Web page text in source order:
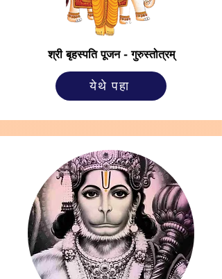
श्री बृहस्पति पूजन - गुरुस्तोत्रम्
येथे पहा